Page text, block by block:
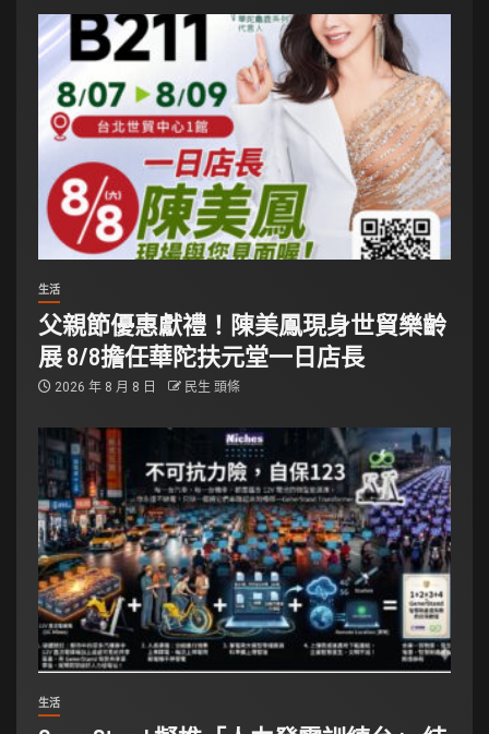
生活
父親節優惠獻禮！陳美鳳現身世貿樂齡
展 8/8擔任華陀扶元堂一日店長
2026 年 8 月 8 日 民生 頭條
生活